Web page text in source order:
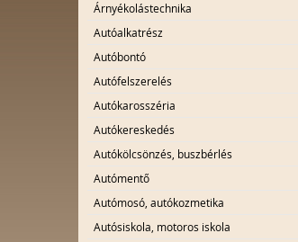
Árnyékolástechnika
Autóalkatrész
Autóbontó
Autófelszerelés
Autókarosszéria
Autókereskedés
Autókölcsönzés, buszbérlés
Autómentő
Autómosó, autókozmetika
Autósiskola, motoros iskola